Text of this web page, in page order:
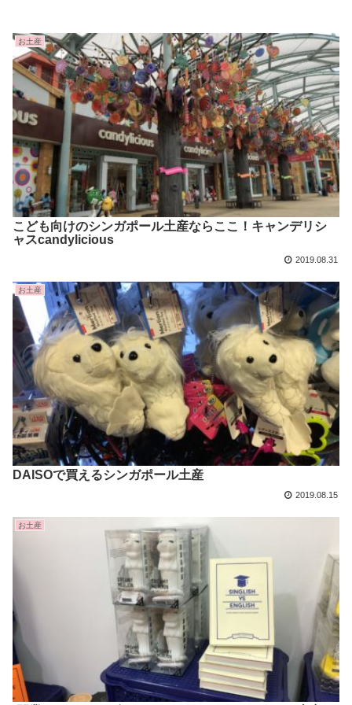
お土産
こども向けのシンガポール土産ならここ！キャンデリシ
ャスcandylicious
2019.08.31
お土産
DAISOで買えるシンガポール土産
2019.08.15
お土産